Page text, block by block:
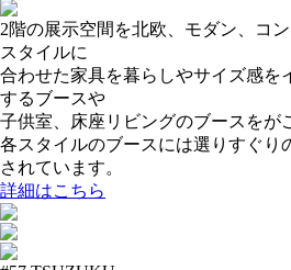
2階の展示空間を北欧、モダン、コ
スタイルに
合わせた家具を暮らしやサイズ感を
するブースや
子供室、床座リビングのブースをが
各スタイルのブースには選りすぐり
されています。
詳細はこちら